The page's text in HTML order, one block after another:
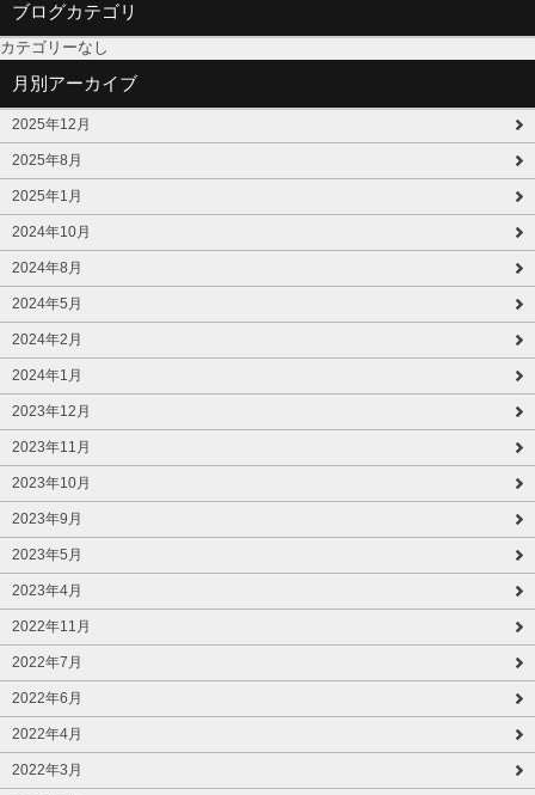
ブログカテゴリ
カテゴリーなし
月別アーカイブ
2025年12月
2025年8月
2025年1月
2024年10月
2024年8月
2024年5月
2024年2月
2024年1月
2023年12月
2023年11月
2023年10月
2023年9月
2023年5月
2023年4月
2022年11月
2022年7月
2022年6月
2022年4月
2022年3月